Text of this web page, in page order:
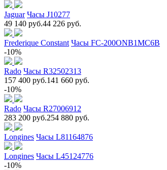
Jaguar Часы J10277
49 140 руб.44 226 руб.
Frederique Constant Часы FC-200ONB1MC6B
-10%
Rado Часы R32502313
157 400 руб.141 660 руб.
-10%
Rado Часы R27006912
283 200 руб.254 880 руб.
Longines Часы L81164876
Longines Часы L45124776
-10%